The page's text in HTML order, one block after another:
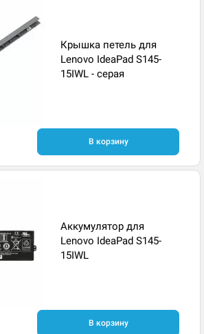
Крышка петель для
Lenovo IdeaPad S145-
15IWL - серая
В корзину
Аккумулятор для
Lenovo IdeaPad S145-
15IWL
В корзину